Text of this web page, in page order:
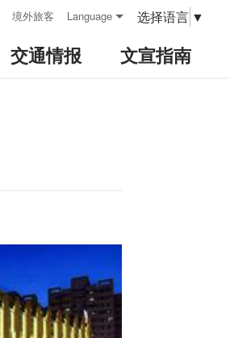
境外旅客 Language 选择语言 ▼
交通情报 文宣指南